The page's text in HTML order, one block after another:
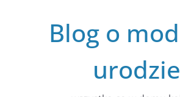
Blog o
urodzie